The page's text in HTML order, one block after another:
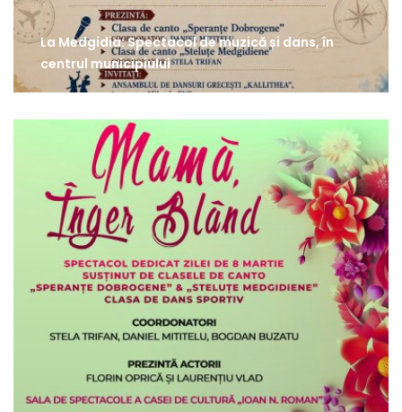
La Medgidia: Spectacol de muzică și dans, în
centrul municipiului